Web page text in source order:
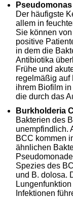
Der häufigste
allem in
Sie können
positive
in dem die
Antibiotika
Frühe und
regelmäßig auf
ihrem Biofilm
die durch das
Burkholderia
Bakterien des
unempfindlich.
BCC kommen
ähnlichen
Spezies des
und B. dolosa.
Infektionen